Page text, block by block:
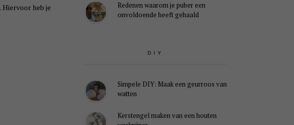
Hiervoor heb je
Redenen waarom je puber een
onvoldoende heeft gehaald
DIY
Simpele DIY: Maak een geurroos van
watten
Kerstengel maken van een houten